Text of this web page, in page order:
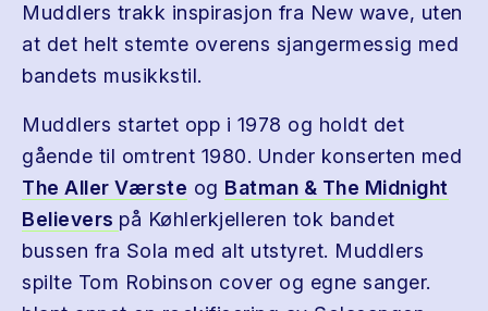
Muddlers trakk inspirasjon fra New wave, uten
at det helt stemte overens sjangermessig med
bandets musikkstil.
Muddlers startet opp i 1978 og holdt det
gående til omtrent 1980. Under konserten med
The Aller Værste og Batman & The Midnight
Believers på Køhlerkjelleren tok bandet
bussen fra Sola med alt utstyret. Muddlers
spilte Tom Robinson cover og egne sanger.